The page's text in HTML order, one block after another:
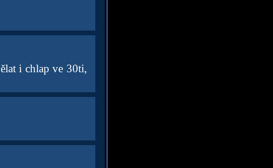
i chlap ve 30ti,